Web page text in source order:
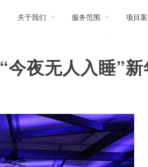
关于我们 服务范围 项目
夜无人入睡”